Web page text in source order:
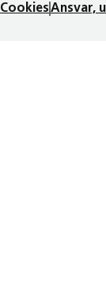
CookiesAnsvar,